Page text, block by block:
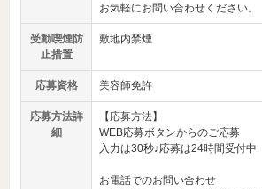
お気軽にお問い合わせください。
受動喫煙防
止措置
敷地内禁煙
応募資格 美容師免許
応募方法詳
細
【応募方法】
WEB応募ボタンからのご応募
入力は30秒♪応募は24時間受付中
お電話でのお問い合わせ